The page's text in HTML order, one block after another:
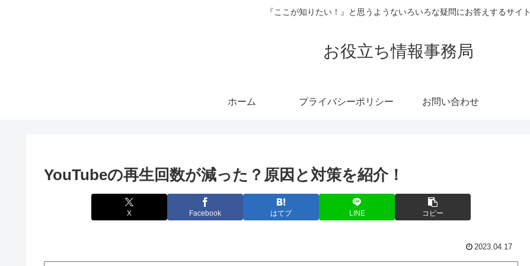
『ここが知りたい！』と思うようないろいろな疑問にお答えするサイト
お役立ち情報事務局
ホーム プライバシーポリシー お問い合わせ
YouTubeの再生回数が減った？原因と対策を紹介！
X Facebook はてブ LINE コピー
2023.04.17